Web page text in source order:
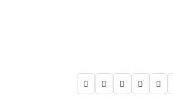
    